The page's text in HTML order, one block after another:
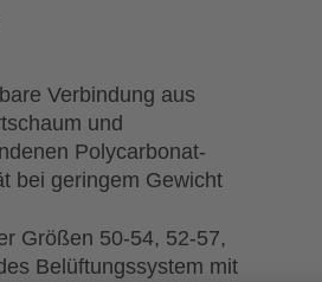
Verbindung aus
und
Polycarbonat-
bei geringem Gewicht
Größen 50-54, 52-57,
Belüftungssystem mit